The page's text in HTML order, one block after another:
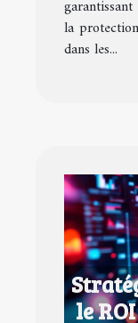
la
dans les...
le